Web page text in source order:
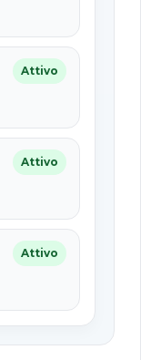
Attivo
Attivo
Attivo